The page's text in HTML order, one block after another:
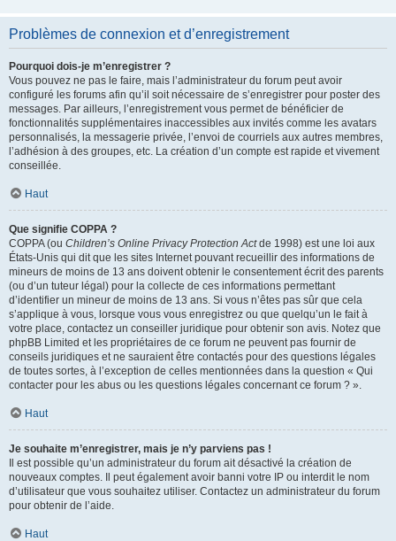
Problèmes de connexion et d’enregistrement
Pourquoi dois-je m’enregistrer ?
Vous pouvez ne pas le faire, mais l’administrateur du forum peut avoir
configuré les forums afin qu’il soit nécessaire de s’enregistrer pour poster des
messages. Par ailleurs, l’enregistrement vous permet de bénéficier de
fonctionnalités supplémentaires inaccessibles aux invités comme les avatars
personnalisés, la messagerie privée, l’envoi de courriels aux autres membres,
l’adhésion à des groupes, etc. La création d’un compte est rapide et vivement
conseillée.
Haut
Que signifie COPPA ?
COPPA (ou Children’s Online Privacy Protection Actde 1998) est une loi aux
États-Unis qui dit que les sites Internet pouvant recueillir des informations de
mineurs de moins de 13 ans doivent obtenir le consentement écrit des parents
(ou d’un tuteur légal) pour la collecte de ces informations permettant
d’identifier un mineur de moins de 13 ans. Si vous n’êtes pas sûr que cela
s’applique à vous, lorsque vous vous enregistrez ou que quelqu’un le fait à
votre place, contactez un conseiller juridique pour obtenir son avis. Notez que
phpBB Limited et les propriétaires de ce forum ne peuvent pas fournir de
conseils juridiques et ne sauraient être contactés pour des questions légales
de toutes sortes, à l’exception de celles mentionnées dans la question « Qui
contacter pour les abus ou les questions légales concernant ce forum ? ».
Haut
Je souhaite m’enregistrer, mais je n’y parviens pas !
Il est possible qu’un administrateur du forum ait désactivé la création de
nouveaux comptes. Il peut également avoir banni votre IP ou interdit le nom
d’utilisateur que vous souhaitez utiliser. Contactez un administrateur du forum
pour obtenir de l’aide.
Haut